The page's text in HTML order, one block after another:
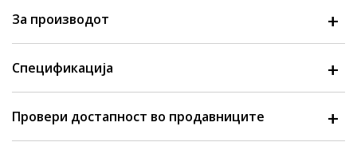
За производот
Спецификација
Провери достапност во продавниците